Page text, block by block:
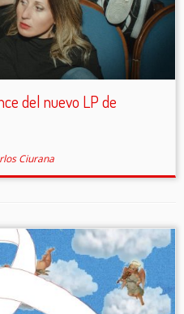
del nuevo LP de
Ciurana